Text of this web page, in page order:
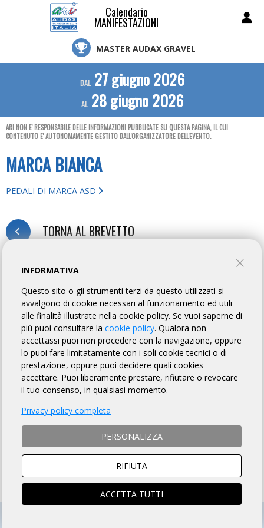
Calendario
MANIFESTAZIONI
MASTER AUDAX GRAVEL
DAL27 giugno 2026
AL28 giugno 2026
ARI NON E' RESPONSABILE DELLE INFORMAZIONI PUBBLICATE SU QUESTA PAGINA, IL CUI
CONTENUTO E' AUTONOMAMENTE GESTITO DALL'ORGANIZZATORE DELL'EVENTO.
MARCA BIANCA
PEDALI DI MARCA ASD
TORNA AL BREVETTO
MODULO D'ISCRIZIONE
ENGLISH VERSION
MODALITÀ DI ISCRIZIONE
MODALITÀ DI PAGAMENTO
NON si ACCETTANO ciclisti
ISTRUZIONI PER ISCRIZIONI ONLINE
ISCRIZIONI CHIUSE
INFORMATIVA
Questo sito o gli strumenti terzi da questo utilizzati si
avvalgono di cookie necessari al funzionamento ed utili
alle finalità illustrate nella cookie policy. Se vuoi saperne di
più puoi consultare lacookie policy. Qualora non
accettassi puoi non procedere con la navigazione, oppure
lo puoi fare limitatamente con i soli cookie tecnici o di
prestazione, oppure puoi decidere quali cookies
accettare. Puoi liberamente prestare, rifiutare o revocare
il tuo consenso, in qualsiasi momento.
Privacy policy completa
PERSONALIZZA
RIFIUTA
ACCETTA TUTTI